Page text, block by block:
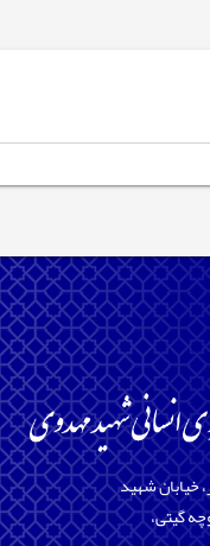
خیابان شهید
گیتی،